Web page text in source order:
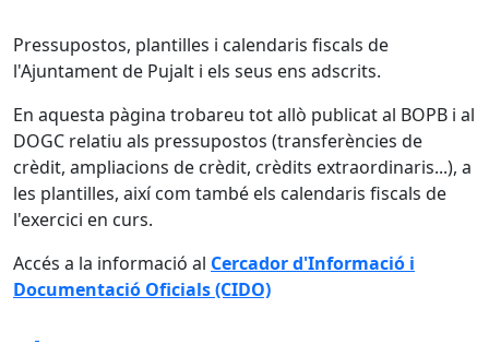
Pressupostos, plantilles i calendaris fiscals de
l'Ajuntament de Pujalt i els seus ens adscrits.
En aquesta pàgina trobareu tot allò publicat al BOPB i al
DOGC relatiu als pressupostos (transferències de
crèdit, ampliacions de crèdit, crèdits extraordinaris...), a
les plantilles, així com també els calendaris fiscals de
l'exercici en curs.
Accés a la informació al Cercador d'Informació i
Documentació Oficials (CIDO)